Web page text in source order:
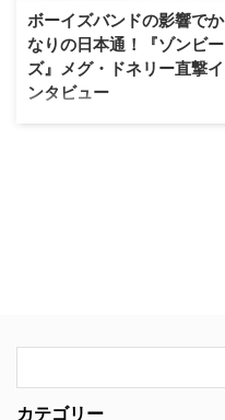
とデジタル配信が8月22日(水)よ
り開始される。あわせて予告編映
像も解禁となった。 【関連記
事】ディズニー・チ…
ボーイズバンドの影響でか
なりの日本通！『ゾンビー
ズ』メグ・ドネリー直撃イ
ンタビュー
『ハイスクール・ミュージカル』
カテゴリー